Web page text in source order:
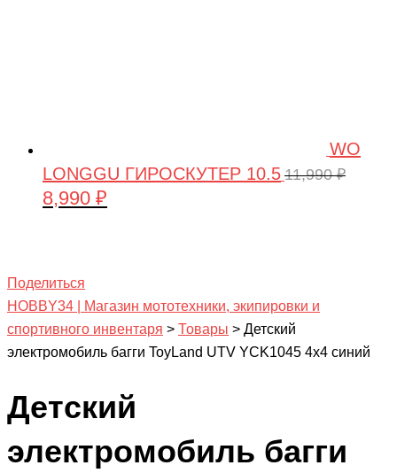
WO
LONGGU ГИРОСКУТЕР 10.5 11,990₽
Первоначальная
8,990 ₽
Поделиться
HOBBY34 | Магазин мототехники, экипировки и
спортивного инвентаря > Товары > Детский
электромобиль багги ToyLand UTV YCK1045 4х4 синий
Детский
электромобиль багги